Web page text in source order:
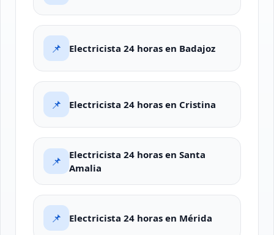
📌 Electricista 24 horas en Badajoz
📌 Electricista 24 horas en Cristina
📌
Electricista 24 horas en Santa
Amalia
📌 Electricista 24 horas en Mérida